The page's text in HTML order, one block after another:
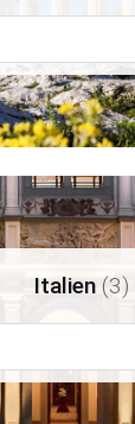
Italien(3)